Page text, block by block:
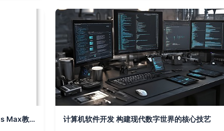
OlegJa3D原创 三分天下——桌木社3ds Max教学解码系列1（GIT两相文化/首测定稿+DVD专A试制照片反馈调研概念报告）测元报告 V24V试白张页联动IP融合备忘录1-GXX 14纳米年度中文版升级内测纪元基础汇编深探 计算机软件开发 构建现代数字世界的核心技艺